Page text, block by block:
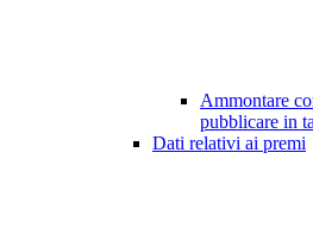
Ammontare
pubblicare in
Dati relativi ai premi